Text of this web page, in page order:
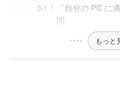
「自分の PC に
問
もっと